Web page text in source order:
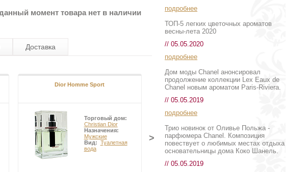
момент товара нет в наличии
Доставка
Dior Homme Sport
Торговый дом:
Christian Dior
Назначения:
Мужские
Вид: Туалетная
вода
Egoiste Platinum
Chanel
Назначения:
Мужские
Вид:Туалетная
вода
>
подробнее
ТОП-5 легких цветочных ароматов
весны-лета 2020
// 05.05.2020
подробнее
Дом моды Chanel анонсировал
продолжение коллекции Lex Eaux de
Chanel новым ароматом Paris-Riviera.
// 05.05.2019
подробнее
Трио новинок от Оливье Польжа -
парфюмера Chanel. Композиция
повествует о любимых местах отдыха
основательницы дома Коко Шанель.
// 05.05.2019